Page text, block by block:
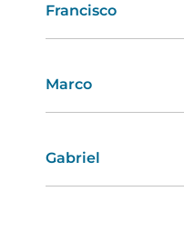
Francisco
Marco
Gabriel